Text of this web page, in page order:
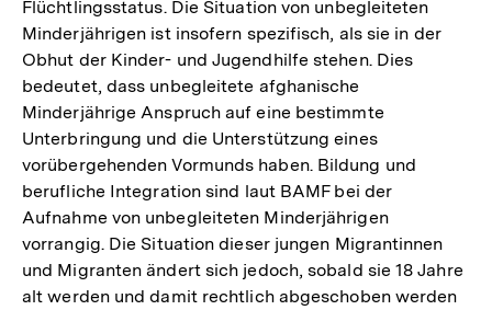
Flüchtlingsstatus. Die Situation von unbegleiteten
Minderjährigen ist insofern spezifisch, als sie in der
Obhut der Kinder- und Jugendhilfe stehen. Dies
bedeutet, dass unbegleitete afghanische
Minderjährige Anspruch auf eine bestimmte
Unterbringung und die Unterstützung eines
vorübergehenden Vormunds haben. Bildung und
berufliche Integration sind laut BAMF bei der
Aufnahme von unbegleiteten Minderjährigen
vorrangig. Die Situation dieser jungen Migrantinnen
und Migranten ändert sich jedoch, sobald sie 18 Jahre
alt werden und damit rechtlich abgeschoben werden